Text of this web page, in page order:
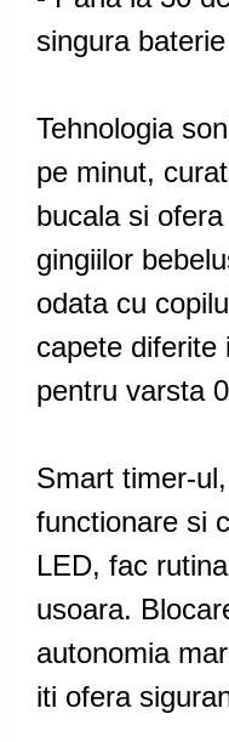
singura baterie
Tehnologia
pe minut,
bucala si
gingiilor
odata cu
capete diferite
pentru varsta
Smart timer-
functionare si
LED, fac
usoara.
autonomia
iti ofera